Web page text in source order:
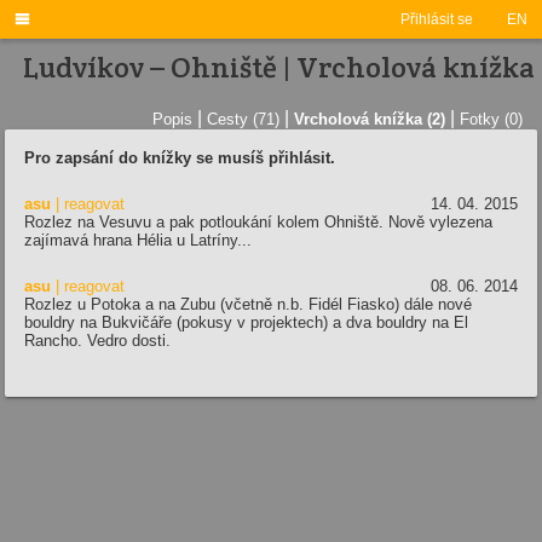
Přihlásit se EN

Ludvíkov – Ohniště | Vrcholová knížka
Popis Cesty (71) Vrcholová knížka (2) Fotky (0)
Pro zapsání do knížky se musíš přihlásit.
asu | reagovat
14. 04. 2015
Rozlez na Vesuvu a pak potloukání kolem Ohniště. Nově vylezena
zajímavá hrana Hélia u Latríny...
asu | reagovat
08. 06. 2014
Rozlez u Potoka a na Zubu (včetně n.b. Fidél Fiasko) dále nové
bouldry na Bukvičáře (pokusy v projektech) a dva bouldry na El
Rancho. Vedro dosti.